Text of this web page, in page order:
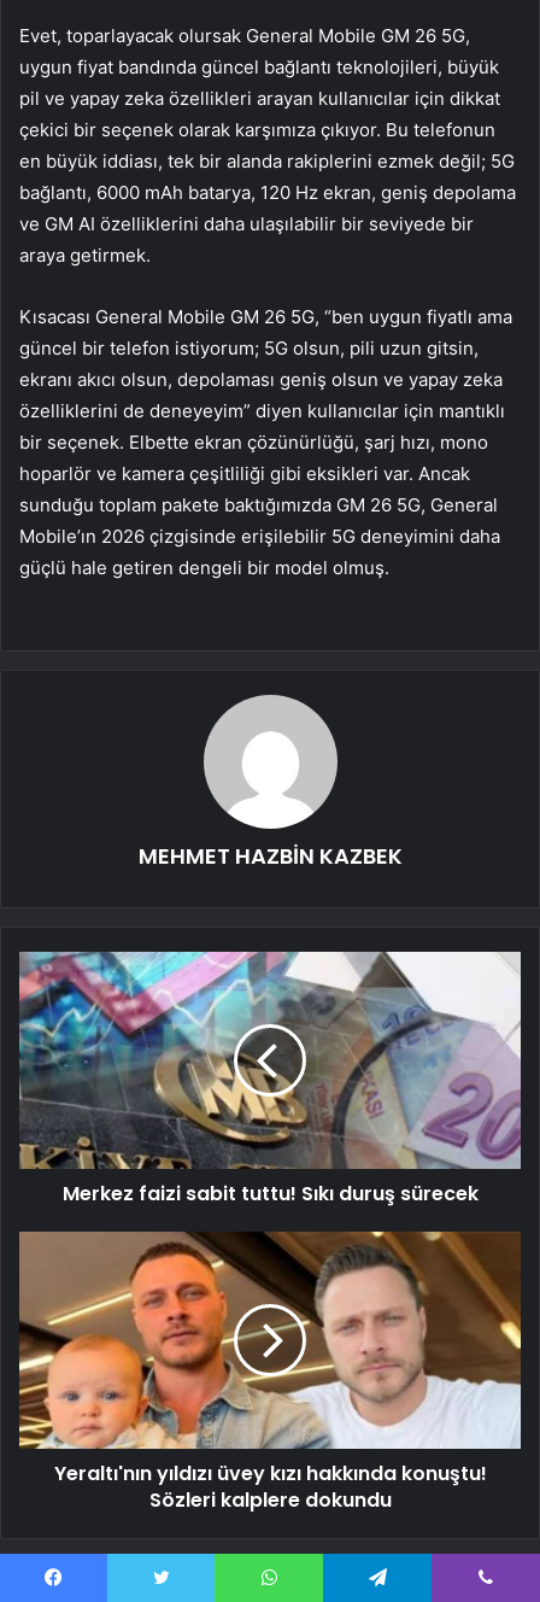
Evet, toparlayacak olursak General Mobile GM 26 5G,
uygun fiyat bandında güncel bağlantı teknolojileri, büyük
pil ve yapay zeka özellikleri arayan kullanıcılar için dikkat
çekici bir seçenek olarak karşımıza çıkıyor. Bu telefonun
en büyük iddiası, tek bir alanda rakiplerini ezmek değil; 5G
bağlantı, 6000 mAh batarya, 120 Hz ekran, geniş depolama
ve GM AI özelliklerini daha ulaşılabilir bir seviyede bir
araya getirmek.
Kısacası General Mobile GM 26 5G, “ben uygun fiyatlı ama
güncel bir telefon istiyorum; 5G olsun, pili uzun gitsin,
ekranı akıcı olsun, depolaması geniş olsun ve yapay zeka
özelliklerini de deneyeyim” diyen kullanıcılar için mantıklı
bir seçenek. Elbette ekran çözünürlüğü, şarj hızı, mono
hoparlör ve kamera çeşitliliği gibi eksikleri var. Ancak
sunduğu toplam pakete baktığımızda GM 26 5G, General
Mobile’ın 2026 çizgisinde erişilebilir 5G deneyimini daha
güçlü hale getiren dengeli bir model olmuş.
MEHMET HAZBİN KAZBEK
Merkez faizi sabit tuttu! Sıkı duruş sürecek
Yeraltı'nın yıldızı üvey kızı hakkında konuştu!
Sözleri kalplere dokundu